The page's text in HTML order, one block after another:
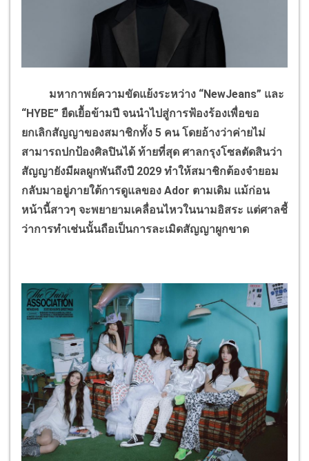
มหากาพย์ความขัดแย้งระหว่าง “NewJeans” และ
“HYBE” ยืดเยื้อข้ามปี จนนำไปสู่การฟ้องร้องเพื่อขอ
ยกเลิกสัญญาของสมาชิกทั้ง 5 คน โดยอ้างว่าค่ายไม่
สามารถปกป้องศิลปินได้ ท้ายที่สุด ศาลกรุงโซลตัดสินว่า
สัญญายังมีผลผูกพันถึงปี 2029 ทำให้สมาชิกต้องจำยอม
กลับมาอยู่ภายใต้การดูแลของ Ador ตามเดิม แม้ก่อน
หน้านี้สาวๆ จะพยายามเคลื่อนไหวในนามอิสระ แต่ศาลชี้
ว่าการทำเช่นนั้นถือเป็นการละเมิดสัญญาผูกขาด